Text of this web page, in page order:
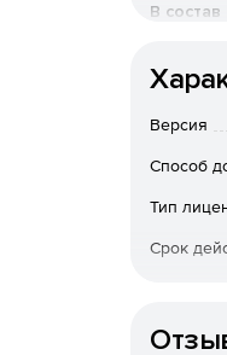
В
SQL
SQL
Версия
Способ
Тип
Срок